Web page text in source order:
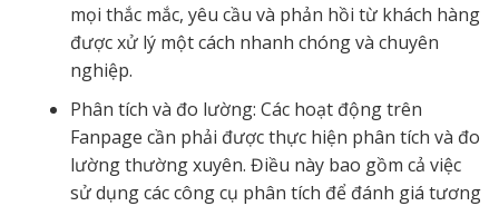
mọi thắc mắc, yêu cầu và phản hồi từ khách hàng
được xử lý một cách nhanh chóng và chuyên
nghiệp.
Phân tích và đo lường: Các hoạt động trên
Fanpage cần phải được thực hiện phân tích và đo
lường thường xuyên. Điều này bao gồm cả việc
sử dụng các công cụ phân tích để đánh giá tương